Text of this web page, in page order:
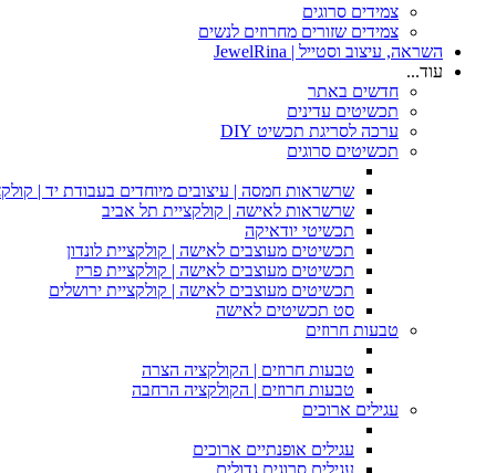
צמידים סרוגים
צמידים שזורים מחרוזים לנשים
השראה, עיצוב וסטייל | JewelRina
עוד...
חדשים באתר
תכשיטים עדינים
ערכה לסריגת תכשיט DIY
תכשיטים סרוגים
שרשראות חמסה | עיצובים מיוחדים בעבודת יד |
שרשראות לאישה | קולקציית תל אביב
תכשיטי יודאיקה
תכשיטים מעוצבים לאישה | קולקציית לונדון
תכשיטים מעוצבים לאישה | קולקציית פריז
תכשיטים מעוצבים לאישה | קולקציית ירושלים
סט תכשיטים לאישה
טבעות חרוזים
טבעות חרוזים | הקולקציה הצרה
טבעות חרוזים | הקולקציה הרחבה
עגילים ארוכים
עגילים אופנתיים ארוכים
עגילים סרוגים גדולים